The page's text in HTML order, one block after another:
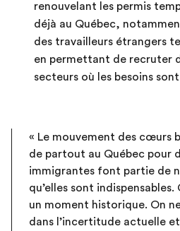
renouvelant les permis
déjà au Québec,
des travailleurs étrangers
en permettant de recruter
secteurs où les besoins
« Le mouvement des cœurs
de partout au Québec pour
immigrantes font partie de
qu’elles sont
un moment historique. On
dans l’incertitude actuelle